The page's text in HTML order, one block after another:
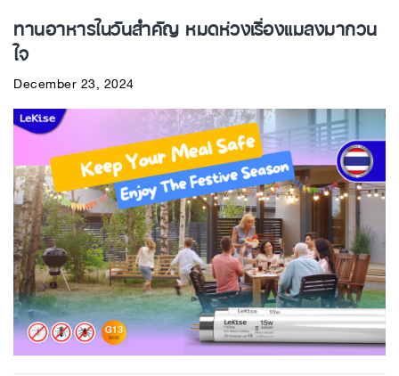
ทานอาหารในวันสำคัญ หมดห่วงเรื่องแมลงมากวน
ใจ
December 23, 2024